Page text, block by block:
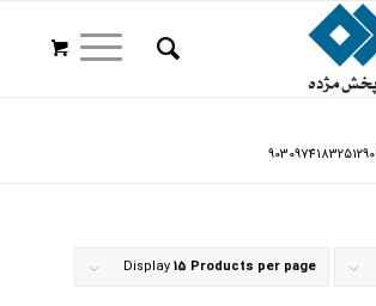
9030974183251290
Display15 Products per page